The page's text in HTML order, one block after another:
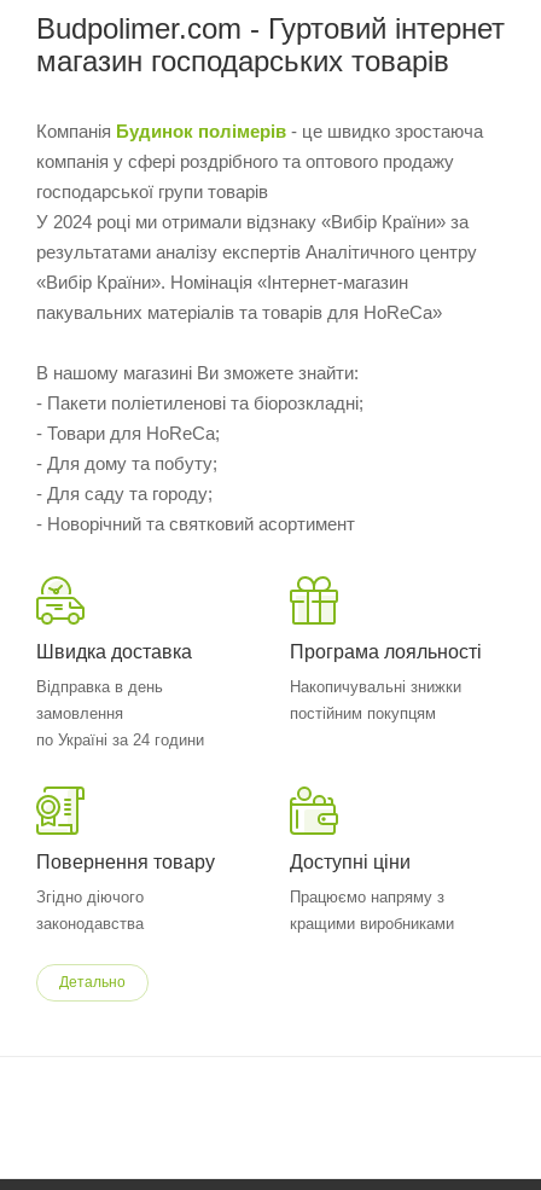
Budpolimer.com - Гуртовий інтернет
магазин господарських товарів
Компанія Будинок полімерів - це швидко зростаюча
компанія у сфері роздрібного та оптового продажу
господарської групи товарів
У 2024 році ми отримали відзнаку «Вибір Країни» за
результатами аналізу експертів Аналітичного центру
«Вибір Країни». Номінація «Інтернет-магазин
пакувальних матеріалів та товарів для HoReCa»
В нашому магазині Ви зможете знайти:
- Пакети поліетиленові та біорозкладні;
- Товари для HoReCa;
- Для дому та побуту;
- Для саду та городу;
- Новорічний та святковий асортимент
Швидка доставка
Відправка в день
замовлення
по Україні за 24 години
Програма лояльності
Накопичувальні знижки
постійним покупцям
Повернення товару
Згідно діючого
законодавства
Доступні ціни
Працюємо напряму з
кращими виробниками
Детально